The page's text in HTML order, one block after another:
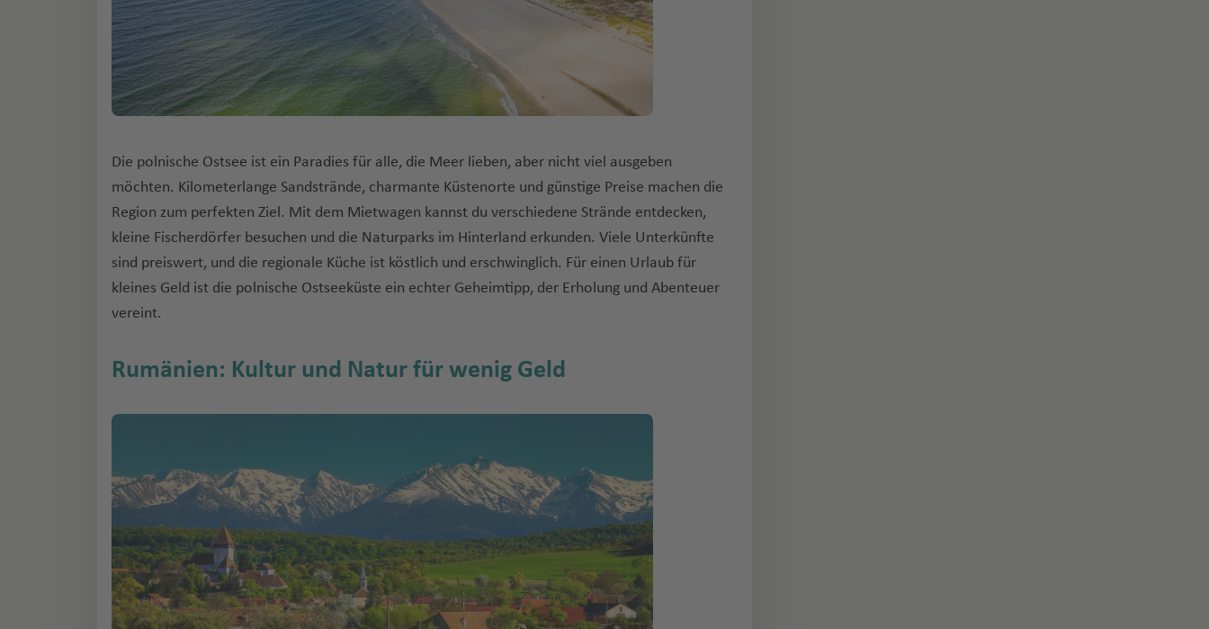
Die polnische Ostsee ist ein Paradies für alle, die Meer lieben, aber nicht viel ausgeben
möchten. Kilometerlange Sandstrände, charmante Küstenorte und günstige Preise machen die
Region zum perfekten Ziel. Mit dem Mietwagen kannst du verschiedene Strände entdecken,
kleine Fischerdörfer besuchen und die Naturparks im Hinterland erkunden. Viele Unterkünfte
sind preiswert, und die regionale Küche ist köstlich und erschwinglich. Für einen Urlaub für
kleines Geld ist die polnische Ostseeküste ein echter Geheimtipp, der Erholung und Abenteuer
vereint.
Rumänien: Kultur und Natur für wenig Geld